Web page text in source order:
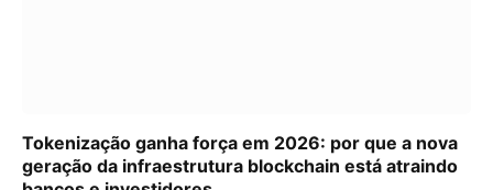
Tokenização ganha força em 2026: por que a nova
geração da infraestrutura blockchain está atraindo